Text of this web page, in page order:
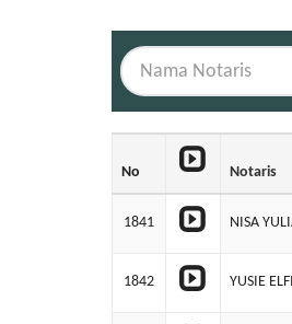
No Notaris
1841 NISA
1842 YUSIE